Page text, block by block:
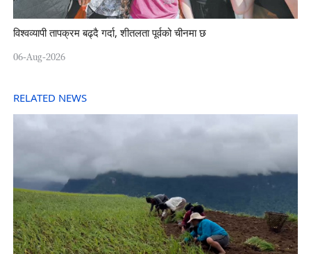
विश्वव्यापी तापक्रम बढ्दै गर्दा, शीतलता पूर्वको चीनमा छ
06-Aug-2026
RELATED NEWS